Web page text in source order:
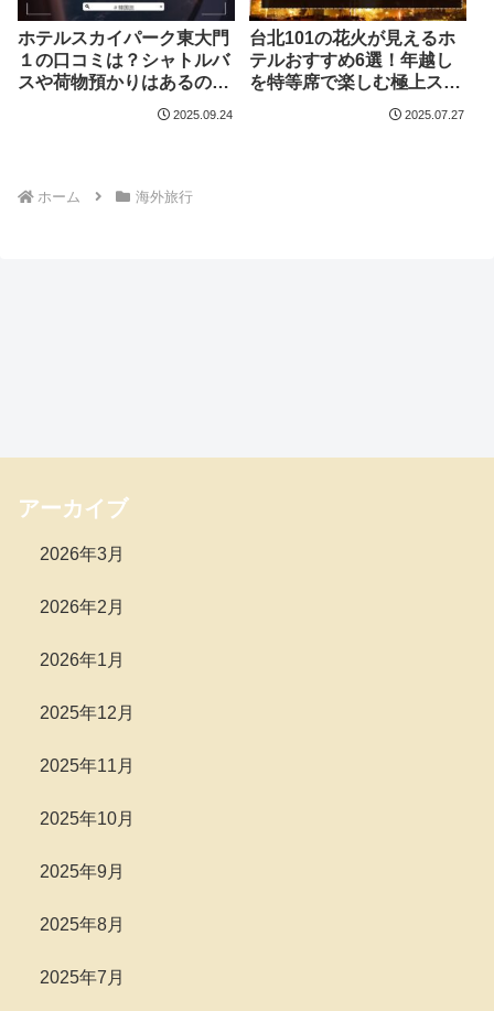
ホテルスカイパーク東大門
１の口コミは？シャトルバ
スや荷物預かりはあるのか
2025.09.24
台北101の花火が見えるホ
テルおすすめ6選！年越し
を特等席で楽しむ極上ステ
2025.07.27
ホーム 海外旅行
アーカイブ
2026年3月
2026年2月
2026年1月
2025年12月
2025年11月
2025年10月
2025年9月
2025年8月
2025年7月